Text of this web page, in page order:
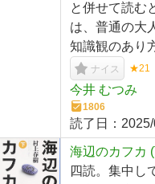
と併せて読む
は、普通の大
知識観のあり
ナイス ★21
今井 むつみ
1806
読了日：
海辺のカフカ
四読。集中し